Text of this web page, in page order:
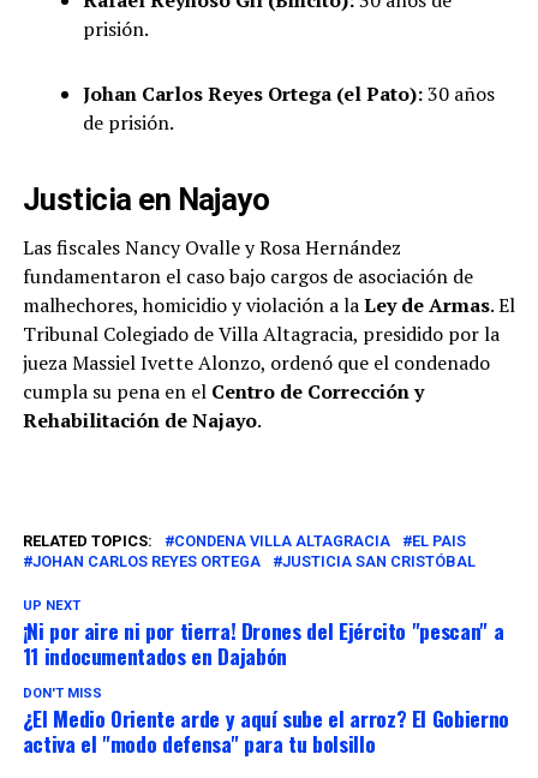
prisión.
Johan Carlos Reyes Ortega (el Pato):30 años
de prisión.
Justicia en Najayo
Las fiscales Nancy Ovalle y Rosa Hernández
fundamentaron el caso bajo cargos de asociación de
malhechores, homicidio y violación a laLey de Armas. El
Tribunal Colegiado de Villa Altagracia, presidido por la
jueza Massiel Ivette Alonzo, ordenó que el condenado
cumpla su pena en el Centro de Corrección y
Rehabilitación de Najayo.
RELATED TOPICS: CONDENA VILLA ALTAGRACIA
EL PAIS
JOHAN CARLOS REYES ORTEGA
JUSTICIA SAN CRISTÓBAL
UP NEXT
¡Ni por aire ni por tierra! Drones del Ejército "pescan" a
11 indocumentados en Dajabón
DON'T MISS
¿El Medio Oriente arde y aquí sube el arroz? El Gobierno
activa el "modo defensa" para tu bolsillo